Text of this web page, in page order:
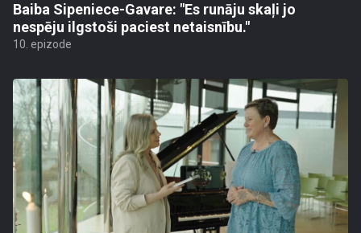
Baiba Sipeniece-Gavare: "Es runāju skaļi jo
nespēju ilgstoši paciest netaisnību."
10. epizode